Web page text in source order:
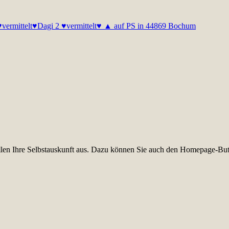
Dagi 2 ♥vermittelt♥ ▲ auf PS in 44869 Bochum
Ihre Selbstauskunft aus. Dazu können Sie auch den Homepage-